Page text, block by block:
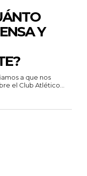
Y
a que nos
el Club Atlético...